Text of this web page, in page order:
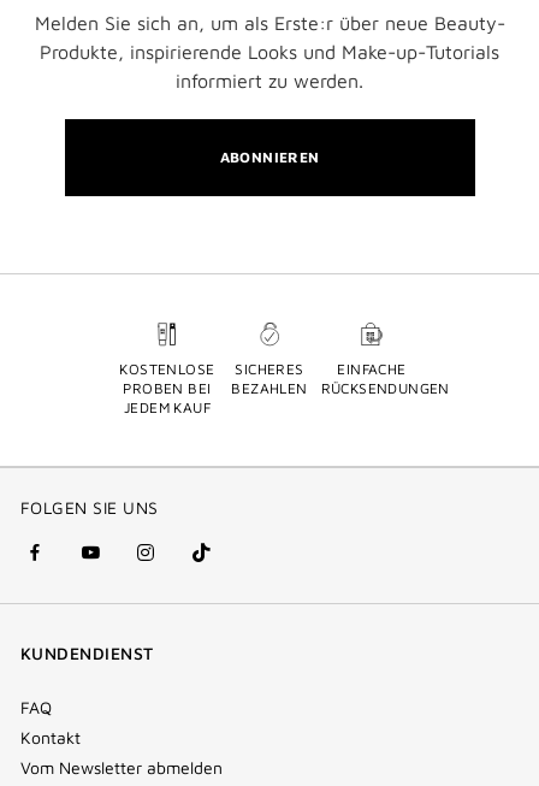
Melden Sie sich an, um als Erste:r über neue Beauty-
Produkte, inspirierende Looks und Make-up-Tutorials
informiert zu werden.
ABONNIEREN
KOSTENLOSE
PROBEN BEI
JEDEM KAUF
SICHERES
BEZAHLEN
EINFACHE
RÜCKSENDUNGEN
FOLGEN SIE UNS
facebook
(new
youtube
(new
instagram
(new
Tik
Tok
KUNDENDIENST
FAQ
Kontakt
Vom Newsletter abmelden